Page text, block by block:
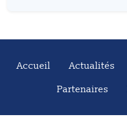
Accueil Actualités
Partenaires